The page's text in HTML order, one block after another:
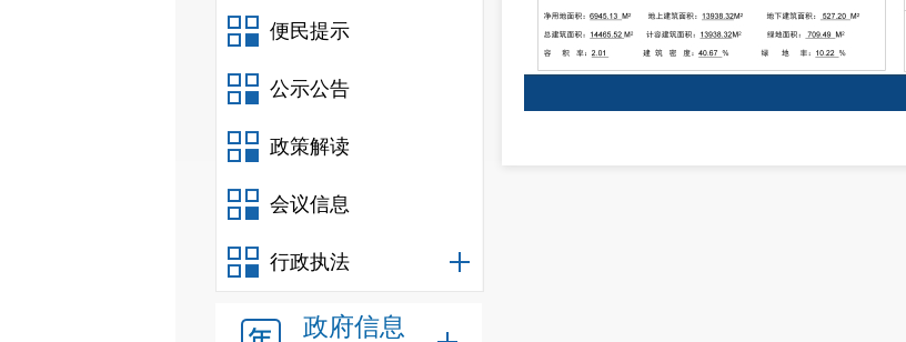
便民提示
公示公告
政策解读
会议信息
行政执法
政府信息